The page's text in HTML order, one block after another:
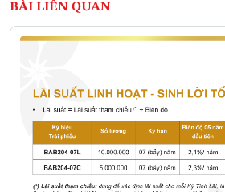
BÀI LIÊN QUAN